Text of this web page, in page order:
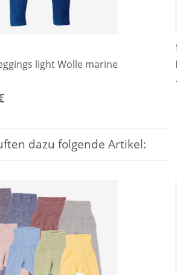
light Wolle marine
dazu folgende Artikel: